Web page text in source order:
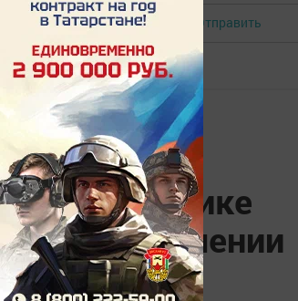
Авторизоваться Отправить
Республике
об ухудшении